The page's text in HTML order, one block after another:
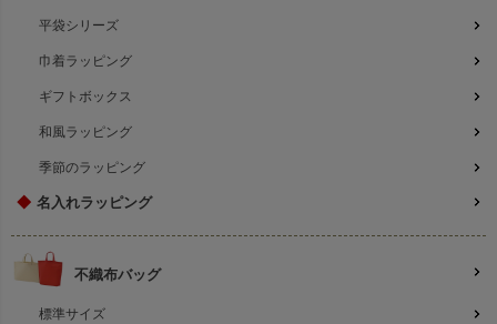
平袋シリーズ
巾着ラッピング
ギフトボックス
和風ラッピング
季節のラッピング
◆ 名入れラッピング
不織布バッグ
標準サイズ